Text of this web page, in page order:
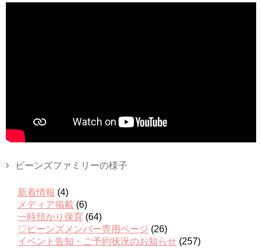
ビーンズファミリーの様子
新着情報 (4)
メディア掲載 (6)
一時預かり保育 (64)
♡ビーンズメンバー専用ページ (26)
イベント告知・ご予約状況のお知らせ (257)